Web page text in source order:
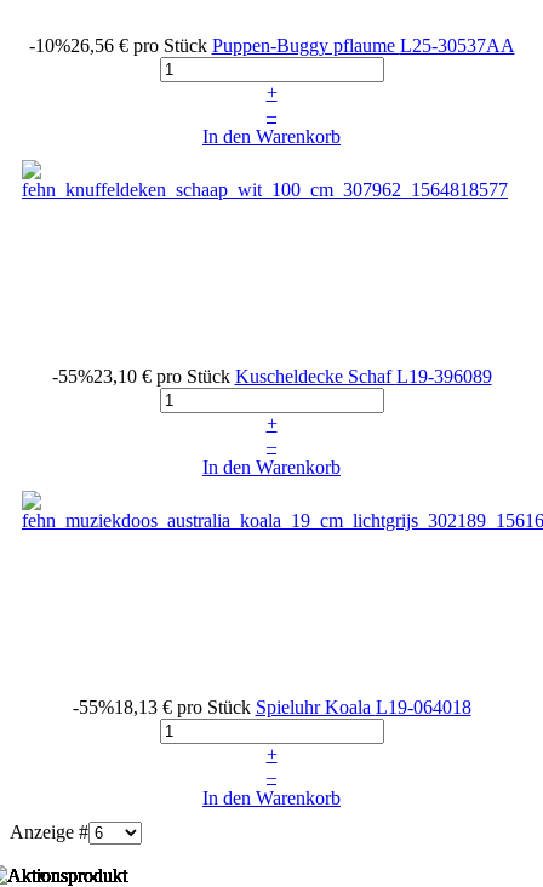
-10%26,56 € pro Stück Puppen-Buggy pflaume L25-30537AA
+
–
In den Warenkorb
-55%23,10 € pro Stück Kuscheldecke SchafL19-396089
+
–
In den Warenkorb
-55%18,13 € pro Stück Spieluhr Koala L19-064018
+
–
In den Warenkorb
Anzeige #